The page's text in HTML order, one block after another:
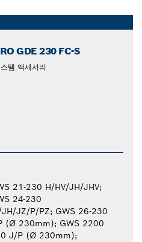
GDE 230 FC-S
템 액세서리
21-230 H/HV/JH/JHV;
24-230
JZ/P/PZ; GWS 26-230
(Ø 230mm); GWS 2200
J/P (Ø 230mm);